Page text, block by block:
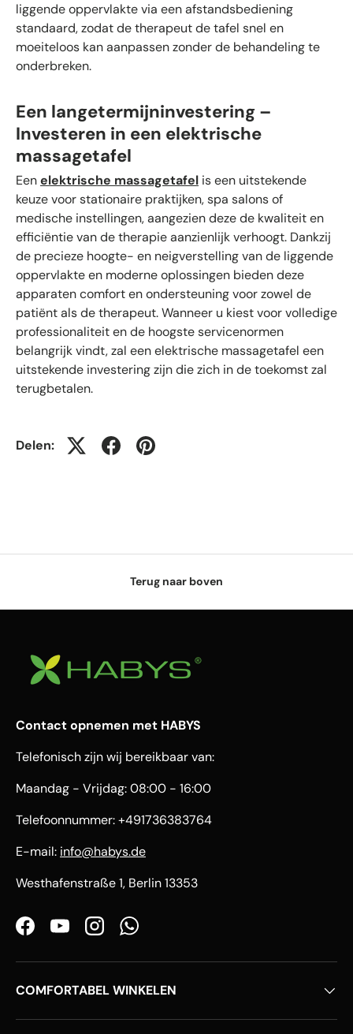
liggende oppervlakte via een afstandsbediening
standaard, zodat de therapeut de tafel snel en
moeiteloos kan aanpassen zonder de behandeling te
onderbreken.
Een langetermijninvestering –
Investeren in een elektrische
massagetafel
Eenelektrische massagetafel is een uitstekende
keuze voor stationaire praktijken, spa salons of
medische instellingen, aangezien deze de kwaliteit en
efficiëntie van de therapie aanzienlijk verhoogt. Dankzij
de precieze hoogte- en neigverstelling van de liggende
oppervlakte en moderne oplossingen bieden deze
apparaten comfort en ondersteuning voor zowel de
patiënt als de therapeut. Wanneer u kiest voor volledige
professionaliteit en de hoogste servicenormen
belangrijk vindt, zal een elektrische massagetafel een
uitstekende investering zijn die zich in de toekomst zal
terugbetalen.
Delen:
Terug naar boven
Contact opnemen met HABYS
Telefonisch zijn wij bereikbaar van:
Maandag - Vrijdag: 08:00 - 16:00
Telefoonnummer: +491736383764
E-mail: info@habys.de
Westhafenstraße 1, Berlin 13353
FacebookYouTubeInstagramWhatsApp
COMFORTABEL WINKELEN